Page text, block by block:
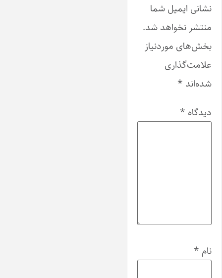
نشانی ایمیل شما
منتشر نخواهد شد.
بخش‌های موردنیاز
علامت‌گذاری
شده‌اند *
دیدگاه *
نام *